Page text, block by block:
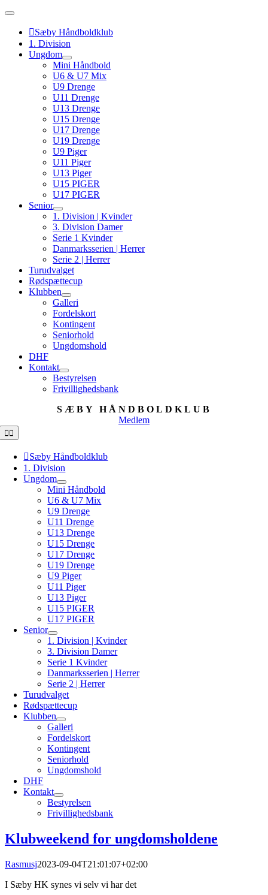
Skip
content Sæby Håndboldklub
1. Division
Ungdom
Mini Håndbold
U6 & U7 Mix
U9 Drenge
U11 Drenge
U13 Drenge
U15 Drenge
U17 Drenge
U19 Drenge
U9 Piger
U11 Piger
U13 Piger
U15 PIGER
U17 PIGER
Senior
1. Division | Kvinder
3. Division Damer
Serie 1 Kvinder
Danmarksserien | Herrer
Serie 2 | Herrer
Turudvalget
Rødspættecup
Klubben
Galleri
Fordelskort
Kontingent
Seniorhold
Ungdomshold
DHF
Kontakt
Bestyrelsen
Frivillighedsbank
SÆBY HÅNDBOLDKLUB
Medlem
Toggle
Navigation
Sæby Håndboldklub
1. Division
Ungdom
Mini Håndbold
U6 & U7 Mix
U9 Drenge
U11 Drenge
U13 Drenge
U15 Drenge
U17 Drenge
U19 Drenge
U9 Piger
U11 Piger
U13 Piger
U15 PIGER
U17 PIGER
Senior
1. Division | Kvinder
3. Division Damer
Serie 1 Kvinder
Danmarksserien | Herrer
Serie 2 | Herrer
Turudvalget
Rødspættecup
Klubben
Galleri
Fordelskort
Kontingent
Seniorhold
Ungdomshold
DHF
Kontakt
Bestyrelsen
Frivillighedsbank
Klubweekend for ungdomsholdene
Rasmusj2023-09-04T21:01:07+02:00
I Sæby HK synes vi selv vi har det